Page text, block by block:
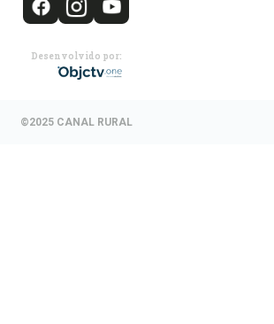
Desenvolvido por:
©2025 CANAL RURAL